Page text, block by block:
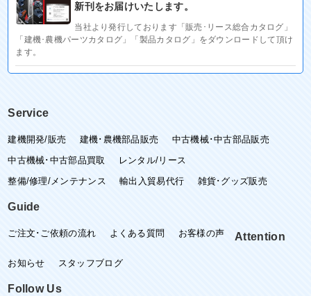
新刊をお届けいたします。
当社より発行しております「販売･リース総合カタログ」
「建機･農機パーツカタログ」「製品カタログ」をダウンロードして頂け
ます。
Service
建機開発/販売 建機･農機部品販売
中古機械･中古部品販売
中古機械･中古部品買取
レンタル/リース
整備/修理/メンテナンス
輸出入貿易代行 雑貨･グッズ販売
Guide
ご注文･ご依頼の流れ よくある質問 お客様の声 Attention
お知らせ スタッフブログ
Follow Us